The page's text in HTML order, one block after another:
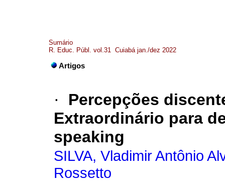
Sumário
R. Educ. Públ. vol.31 Cuiabá jan./dez 2022
Artigos
·
Percepções
Extraordinário para
speaking
SILVA, Vladimir Antônio
Rossetto